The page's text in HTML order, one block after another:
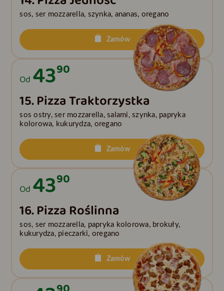
sos, ser mozzarella, szynka, ananas, oregano
Zamów
Od 4390
15. Pizza Traktorzystka
sos ostry, ser mozzarella, salami, szynka, papryka
kolorowa, kukurydza, oregano
Zamów
Od 4390
16. Pizza Roślinna
sos, ser mozzarella, papryka kolorowa, brokuły,
kukurydza, pieczarki, oregano
Zamów